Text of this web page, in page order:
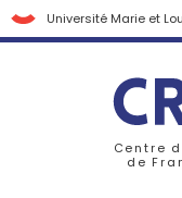
Université Marie et
Centre
de